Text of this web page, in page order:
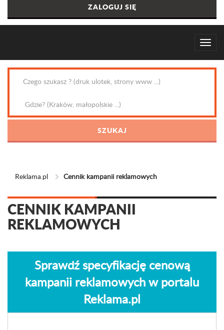
Reklama.pl Cennik kampanii reklamowych
CENNIK KAMPANII
REKLAMOWYCH
Sprawdź specyfikację cenową
kampanii reklamowych w portalu
Reklama.pl